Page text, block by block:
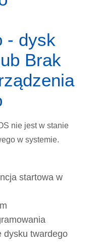
- dysk
Brak
nie jest w stanie
w systemie.
startowa w
dysku twardego